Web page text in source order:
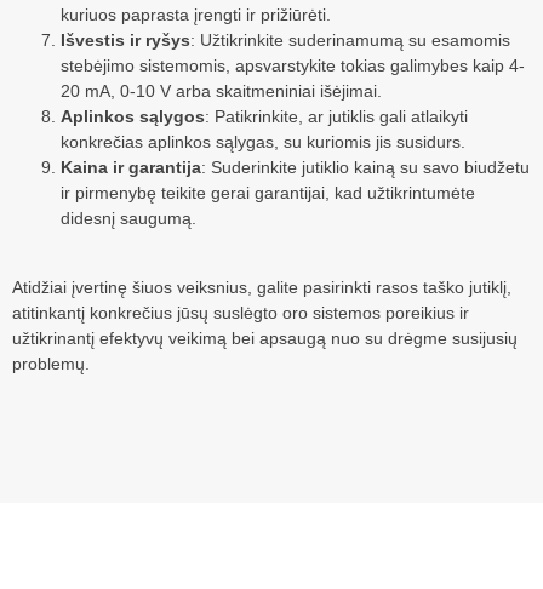
kuriuos paprasta įrengti ir prižiūrėti.
Išvestis ir ryšys: Užtikrinkite suderinamumą su esamomis
stebėjimo sistemomis, apsvarstykite tokias galimybes kaip 4-
20 mA, 0-10 V arba skaitmeniniai išėjimai.
Aplinkos sąlygos: Patikrinkite, ar jutiklis gali atlaikyti
konkrečias aplinkos sąlygas, su kuriomis jis susidurs.
Kaina ir garantija: Suderinkite jutiklio kainą su savo biudžetu
ir pirmenybę teikite gerai garantijai, kad užtikrintumėte
didesnį saugumą.
Atidžiai įvertinę šiuos veiksnius, galite pasirinkti rasos taško jutiklį,
atitinkantį konkrečius jūsų suslėgto oro sistemos poreikius ir
užtikrinantį efektyvų veikimą bei apsaugą nuo su drėgme susijusių
problemų.